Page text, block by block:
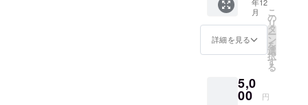
日迄有
効期限
です
月
詳細を見る
こ
の
リ
タ
ー
ン
を
選
択
す
る
5,0
00 円